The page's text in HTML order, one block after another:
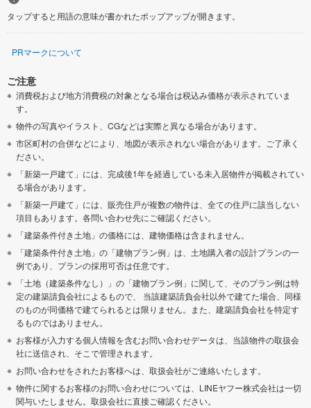
タップすると用語の意味が書かれたポップアップが開きます。
PRマークについて
ご注意
消費税および地方消費税の対象となる場合は税込み価格が表示されていま
す。
物件の写真やイラスト、CGなどは実際と異なる場合があります。
市区町村の合併などにより、地図が表示されない場合があります。ご了承く
ださい。
「新築一戸建て」には、完成後1年を経過している未入居物件が掲載されてい
る場合があります。
「新築一戸建て」には、販売住戸が複数の物件は、全ての住戸に該当しない
項目もあります。各問い合わせ先にご確認ください。
「建築条件付き土地」の価格には、建物価格は含まれません。
「建築条件付き土地」の「建物プラン例」は、土地購入者の設計プランの一
例であり、プランの採用可否は任意です。
「土地（建築条件なし）」の「建物プラン例」に関して、そのプラン例は特
定の建築請負会社によるもので、 当該建築請負会社以外で建てた場合、同様
のものが同価格で建てられるとは限りません。また、建築請負会社を特定す
るものではありません。
お客様が入力する個人情報を含むお問い合わせデータは、当該物件の取扱会
社に送信され、そこで管理されます。
お問い合わせをされたお客様へは、取扱会社がご連絡いたします。
物件に関するお客様のお問い合わせについては、LINEヤフー株式会社は一切
関与いたしません。取扱会社に直接ご確認ください。